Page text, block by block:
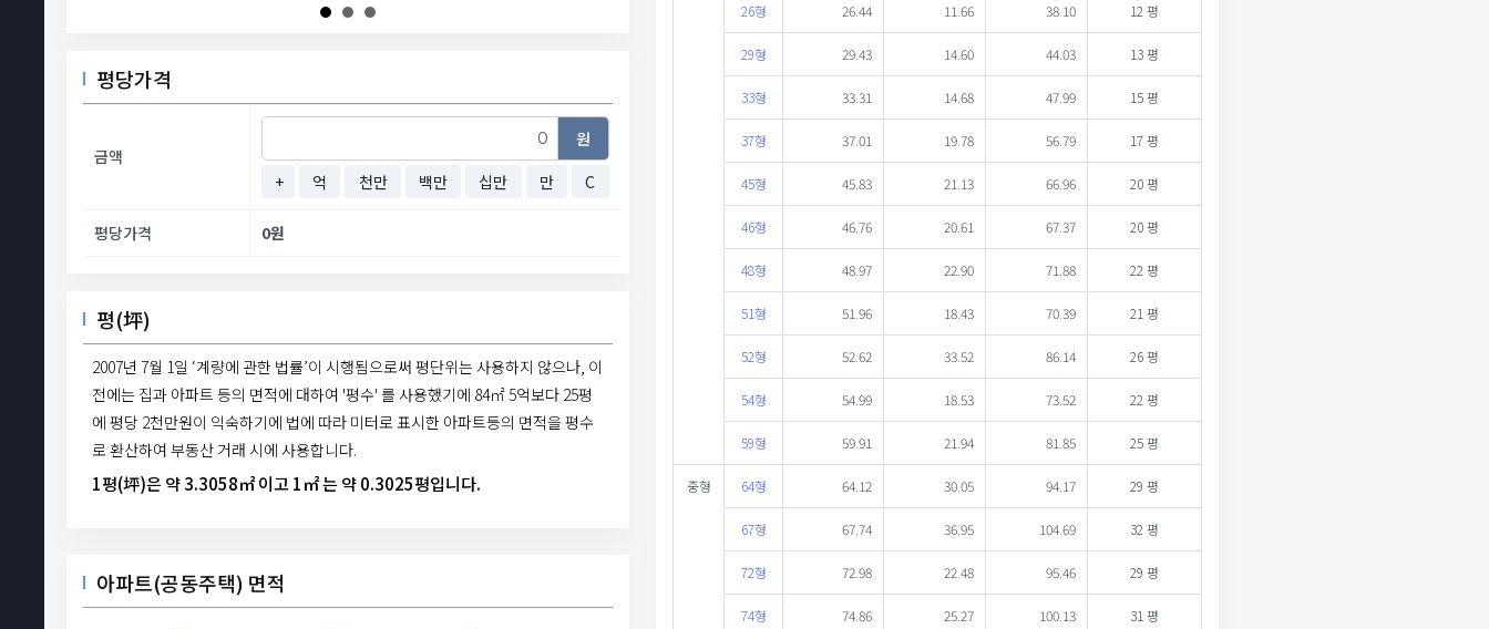
평당가격
금액
원
+
억 천만 백만 십만 만 C
평당가격 0원
평(坪)
2007년 7월 1일 ‘계량에 관한 법률’이 시행됨으로써 평단위는 사용하지 않으나, 이
전에는 집과 아파트 등의 면적에 대하여 '평수' 를 사용했기에 84㎡ 5억보다 25평
에 평당 2천만원이 익숙하기에 법에 따라 미터로 표시한 아파트등의 면적을 평수
로 환산하여 부동산 거래 시에 사용합니다.
1평(坪)은 약 3.3058㎡ 이고 1㎡ 는 약 0.3025평입니다.
아파트(공동주택) 면적
26형 26.44 11.66 38.10 12 평
29형 29.43 14.60 44.03 13 평
33형 33.31 14.68 47.99 15 평
37형 37.01 19.78 56.79 17 평
45형 45.83 21.13 66.96 20 평
46형 46.76 20.61 67.37 20 평
48형 48.97 22.90 71.88 22 평
51형 51.96 18.43 70.39 21 평
52형 52.62 33.52 86.14 26 평
54형 54.99 18.53 73.52 22 평
59형 59.91 21.94 81.85 25 평
중형 64형 64.12 30.05 94.17 29 평
67형 67.74 36.95 104.69 32 평
72형 72.98 22.48 95.46 29 평
74형 74.86 25.27 100.13 31 평